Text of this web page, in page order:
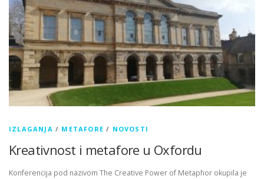
IZLAGANJA / METAFORE / NOVOSTI
Kreativnost i metafore u Oxfordu
Konferencija pod nazivom The Creative Power of Metaphor okupila je